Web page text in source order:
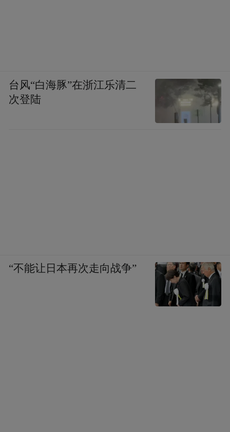
台风“白海豚”在浙江乐清二
次登陆
“不能让日本再次走向战争”